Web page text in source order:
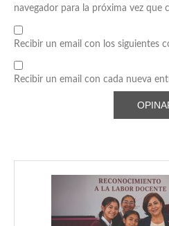
navegador para la próxima vez que
Recibir un email con los siguientes
Recibir un email con cada nueva